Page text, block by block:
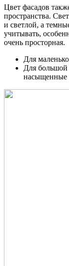
Цвет фасадов
пространства.
и светлой, а
учитывать,
очень просторная.
Для
Для большой
насыщенные